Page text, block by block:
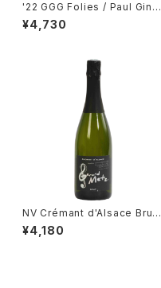
'22 GGG Folies / Paul Gingl
inger
¥4,730
NV Crémant d'Alsace Brut /
Gérard Metz
¥4,180